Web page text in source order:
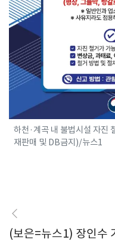
하천·계곡 내 불법시설 자진
재판매 및 DB금지)/뉴스1
(보은=뉴스1) 장인수